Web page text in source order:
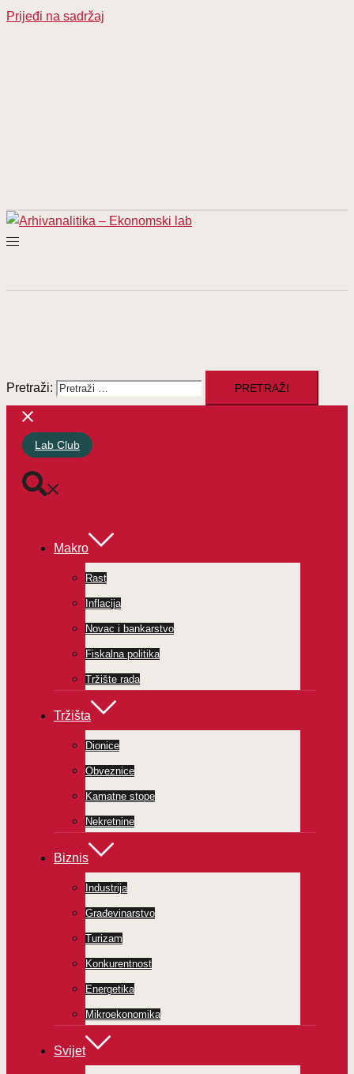
Prijeđi na sadržaj
Pretraži:
Lab Club
Makro
Rast
Inflacija
Novac i bankarstvo
Fiskalna politika
Tržište rada
Tržišta
Dionice
Obveznice
Kamatne stope
Nekretnine
Biznis
Industrija
Građevinarstvo
Turizam
Konkurentnost
Energetika
Mikroekonomika
Svijet